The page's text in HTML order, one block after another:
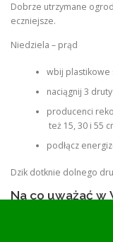
Dobrze utrzymane
eczniejsze.
Niedziela – prąd
wbij plastikowe
naciągnij 3
producenci
też 15, 30 i 55
podłącz
Dzik dotknie dolnego
Na co uważać w
nie stawiaj